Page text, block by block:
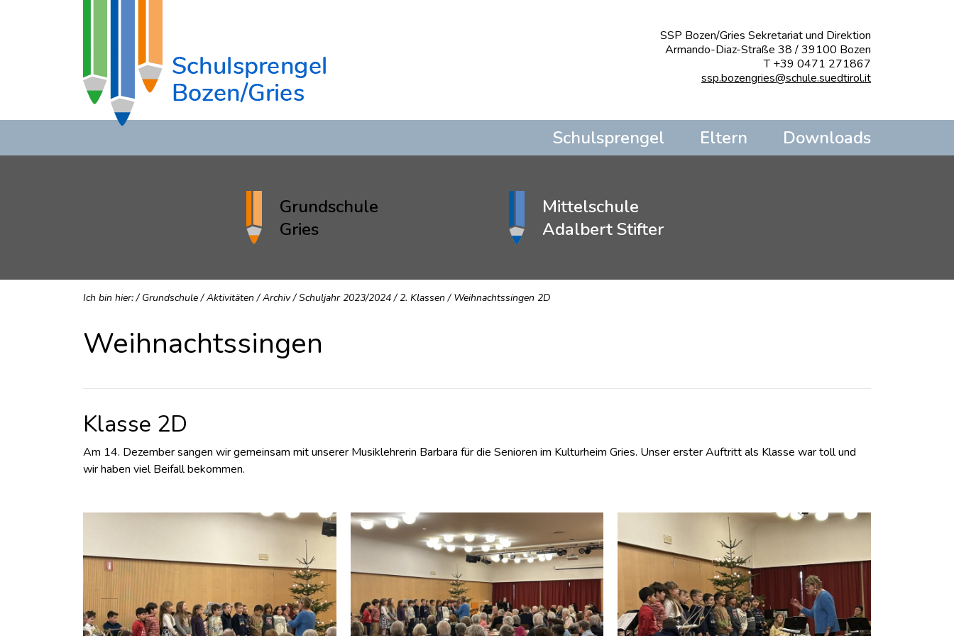
SSP Bozen/Gries Sekretariat und Direktion
Armando-Diaz-Straße 38 / 39100 Bozen
T +39 0471 271867
ssp.bozengries@schule.suedtirol.it
Schulsprengel Eltern Downloads
Grundschule
Gries
Mittelschule
Adalbert Stifter
Ich bin hier:/ Grundschule/Aktivitäten /Archiv/Schuljahr 2023/2024/ 2. Klassen / Weihnachtssingen 2D
Weihnachtssingen
Klasse 2D
Am 14. Dezember sangen wir gemeinsam mit unserer Musiklehrerin Barbara für die Senioren im Kulturheim Gries. Unser erster Auftritt als Klasse war toll und
wir haben viel Beifall bekommen.